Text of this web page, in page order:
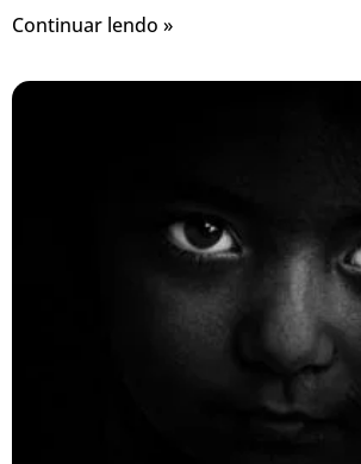
Continuar lendo »